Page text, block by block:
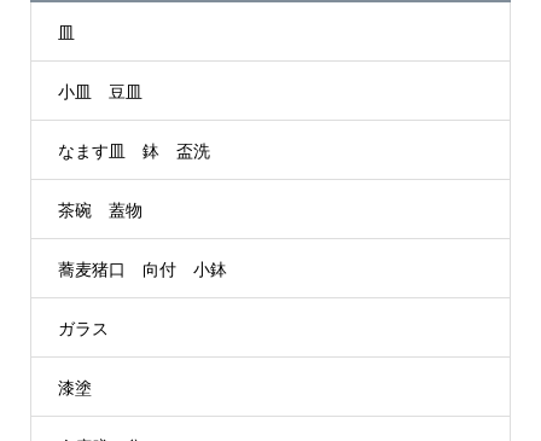
皿
小皿 豆皿
なます皿 鉢 盃洗
茶碗 蓋物
蕎麦猪口 向付 小鉢
ガラス
漆塗